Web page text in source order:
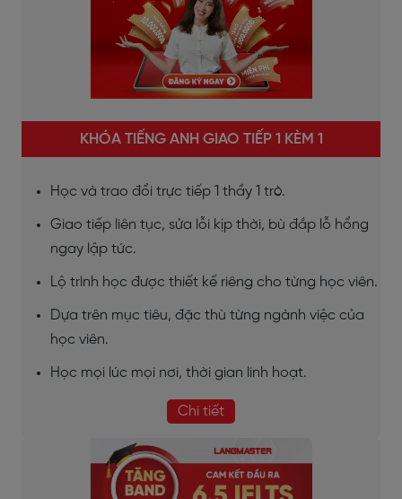
KHÓA TIẾNG ANH GIAO TIẾP 1 KÈM 1
Học và trao đổi trực tiếp 1 thầy 1 trò.
Giao tiếp liên tục, sửa lỗi kịp thời, bù đắp lỗ hổng
ngay lập tức.
Lộ trình học được thiết kế riêng cho từng học viên.
Dựa trên mục tiêu, đặc thù từng ngành việc của
học viên.
Học mọi lúc mọi nơi, thời gian linh hoạt.
Chi tiết